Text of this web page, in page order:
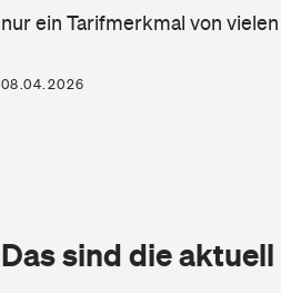
nur ein Tarifmerkmal von
08.04.2026
Das sind die